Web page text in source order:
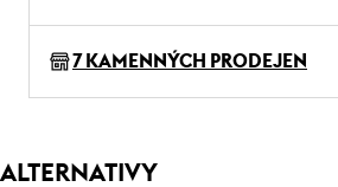
7 KAMENNÝCH PRODEJEN
ALTERNATIVY